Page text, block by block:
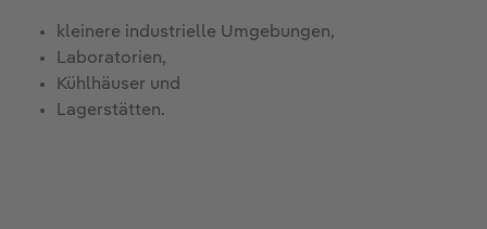
kleinere industrielle Umgebungen,
Laboratorien,
Kühlhäuser und
Lagerstätten.